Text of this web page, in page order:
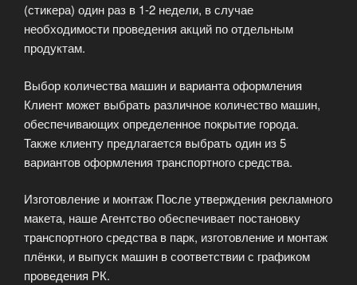
(стикера) один раз в 1-2 недели, в случае
необходимости проведения акций по отдельным
продуктам.
Выбор количества машин и варианта оформления
Клиент может выбрать различное количество машин,
обеспечивающих определенное покрытие города.
Также клиенту предлагается выбрать один из 5
вариантов оформления транспортного средства.
Изготовление и монтаж После утверждения рекламного
макета, наше Агентство обеспечивает постановку
транспортного средства в парк, изготовление и монтаж
плёнки, и выпуск машин в соответствии с графиком
проведения РК.